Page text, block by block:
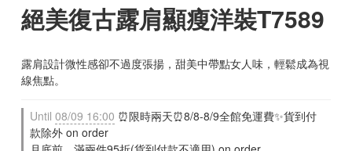
絕美復古露肩顯瘦洋裝T7589
露肩設計微性感卻不過度張揚，甜美中帶點女人味，輕鬆成為視
線焦點。
Until 08/09 16:00 ⏰限時兩天⏰8/8-8/9全館免運費✨貨到付
款除外 on order